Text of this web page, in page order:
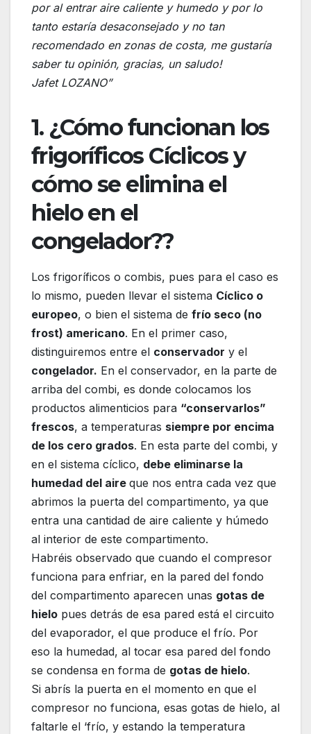
por al entrar aire caliente y humedo y por lo
tanto estaría desaconsejado y no tan
recomendado en zonas de costa, me gustaría
saber tu opinión, gracias, un saludo!
Jafet LOZANO”
1. ¿Cómo funcionan los
frigoríficos Cíclicos y
cómo se elimina el
hielo en el
congelador??
Los frigoríficos o combis, pues para el caso es
lo mismo, pueden llevar el sistema Cíclico o
europeo, o bien el sistema de frío seco (no
frost) americano. En el primer caso,
distinguiremos entre el conservador y el
congelador. En el conservador, en la parte de
arriba del combi, es donde colocamos los
productos alimenticios para “conservarlos”
frescos, a temperaturas siempre por encima
de los cero grados. En esta parte del combi, y
en el sistema cíclico, debe eliminarse la
humedad del aire que nos entra cada vez que
abrimos la puerta del compartimento, ya que
entra una cantidad de aire caliente y húmedo
al interior de este compartimento.
Habréis observado que cuando el compresor
funciona para enfriar, en la pared del fondo
del compartimento aparecen unas gotas de
hielo pues detrás de esa pared está el circuito
del evaporador, el que produce el frío. Por
eso la humedad, al tocar esa pared del fondo
se condensa en forma de gotas de hielo.
Si abrís la puerta en el momento en que el
compresor no funciona, esas gotas de hielo, al
faltarle el ‘frío, y estando la temperatura